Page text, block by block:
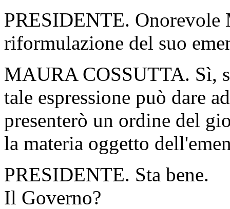
PRESIDENTE. Onorevole
riformulazione del suo
MAURA COSSUTTA. Sì,
tale espressione può dare
presenterò un ordine del
la materia oggetto
PRESIDENTE. Sta bene.
Il Governo?